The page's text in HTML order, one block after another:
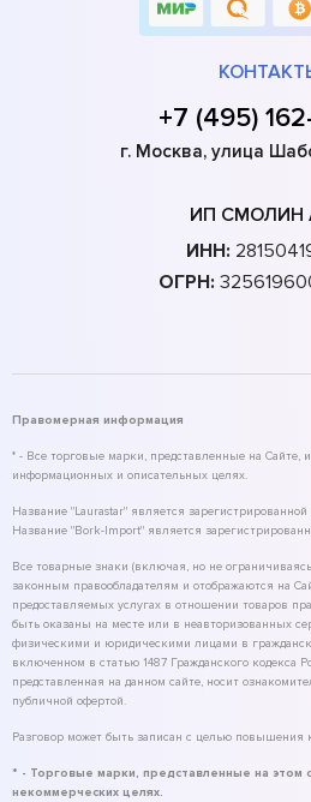
+7 (495)
г. Москва, улица
ИП СМОЛИН
ИНН:
ОГРН:
Правомерная информация
* - Все торговые марки, представленные на Сайте,
информационных и описательных целях.
Название "Laurastar" является зарегистрированной
Название "Bork-Import" является
Все товарные знаки (включая, но не
законным правообладателям и отображаются на
предоставляемых услугах в отношении товаров
быть оказаны на месте или в неавторизованных
физическими и юридическими лицами в
включенном в статью 1487 Гражданского кодекса
представленная на данном сайте, носит
публичной офертой.
Разговор может быть записан с целью повышения
* - Торговые марки, представленные на этом
некоммерческих целях.